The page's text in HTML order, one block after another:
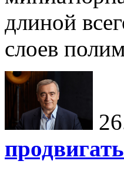
длиной
слоев